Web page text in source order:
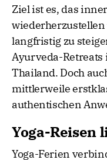
Ziel ist es, das
langfristig zu
Ayurveda-
Thailand. Doch
mittlerweile
authentischen
Yoga-Reisen
Yoga-Ferien